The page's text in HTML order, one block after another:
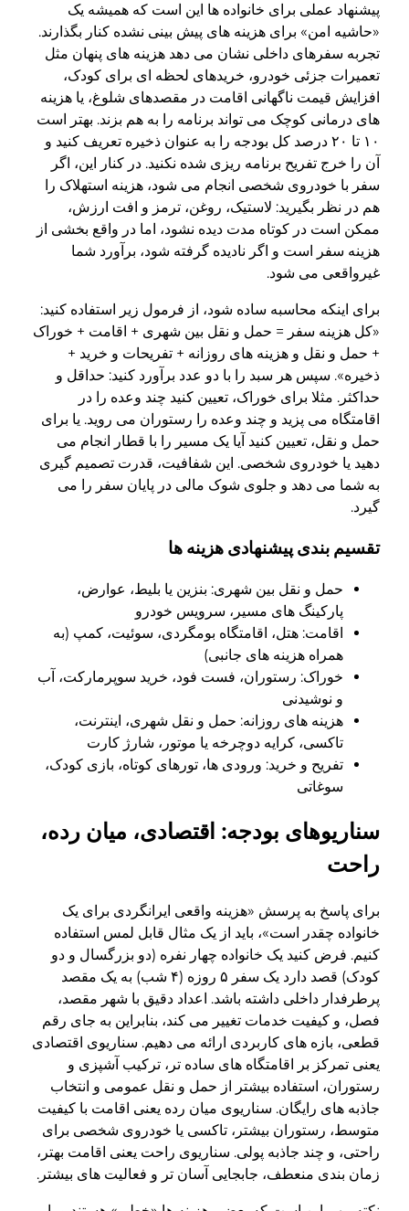
پیشنهاد عملی برای خانواده ها این است که همیشه یک
«حاشیه امن» برای هزینه های پیش بینی نشده کنار بگذارند.
تجربه سفرهای داخلی نشان می دهد هزینه های پنهان مثل
تعمیرات جزئی خودرو، خریدهای لحظه ای برای کودک،
افزایش قیمت ناگهانی اقامت در مقصدهای شلوغ، یا هزینه
های درمانی کوچک می تواند برنامه را به هم بزند. بهتر است
۱۰ تا ۲۰ درصد کل بودجه را به عنوان ذخیره تعریف کنید و
آن را خرج تفریح برنامه ریزی شده نکنید. در کنار این، اگر
سفر با خودروی شخصی انجام می شود، هزینه استهلاک را
هم در نظر بگیرید: لاستیک، روغن، ترمز و افت ارزش،
ممکن است در کوتاه مدت دیده نشود، اما در واقع بخشی از
هزینه سفر است و اگر نادیده گرفته شود، برآورد شما
غیرواقعی می شود.
برای اینکه محاسبه ساده شود، از فرمول زیر استفاده کنید:
«کل هزینه سفر = حمل و نقل بین شهری + اقامت + خوراک
+ حمل و نقل و هزینه های روزانه + تفریحات و خرید +
ذخیره». سپس هر سبد را با دو عدد برآورد کنید: حداقل و
حداکثر. مثلا برای خوراک، تعیین کنید چند وعده را در
اقامتگاه می پزید و چند وعده را رستوران می روید. یا برای
حمل و نقل، تعیین کنید آیا یک مسیر را با قطار انجام می
دهید یا خودروی شخصی. این شفافیت، قدرت تصمیم گیری
به شما می دهد و جلوی شوک مالی در پایان سفر را می
گیرد.
تقسیم بندی پیشنهادی هزینه ها
حمل و نقل بین شهری: بنزین یا بلیط، عوارض،
پارکینگ های مسیر، سرویس خودرو
اقامت: هتل، اقامتگاه بومگردی، سوئیت، کمپ (به
همراه هزینه های جانبی)
خوراک: رستوران، فست فود، خرید سوپرمارکت، آب
و نوشیدنی
هزینه های روزانه: حمل و نقل شهری، اینترنت،
تاکسی، کرایه دوچرخه یا موتور، شارژ کارت
تفریح و خرید: ورودی ها، تورهای کوتاه، بازی کودک،
سوغاتی
سناریوهای بودجه: اقتصادی، میان رده،
راحت
برای پاسخ به پرسش «هزینه واقعی ایرانگردی برای یک
خانواده چقدر است»، باید از یک مثال قابل لمس استفاده
کنیم. فرض کنید یک خانواده چهار نفره (دو بزرگسال و دو
کودک) قصد دارد یک سفر ۵ روزه (۴ شب) به یک مقصد
پرطرفدار داخلی داشته باشد. اعداد دقیق با شهر مقصد،
فصل، و کیفیت خدمات تغییر می کند، بنابراین به جای رقم
قطعی، بازه های کاربردی ارائه می دهیم. سناریوی اقتصادی
یعنی تمرکز بر اقامتگاه های ساده تر، ترکیب آشپزی و
رستوران، استفاده بیشتر از حمل و نقل عمومی و انتخاب
جاذبه های رایگان. سناریوی میان رده یعنی اقامت با کیفیت
متوسط، رستوران بیشتر، تاکسی یا خودروی شخصی برای
راحتی، و چند جاذبه پولی. سناریوی راحت یعنی اقامت بهتر،
زمان بندی منعطف، جابجایی آسان تر و فعالیت های بیشتر.